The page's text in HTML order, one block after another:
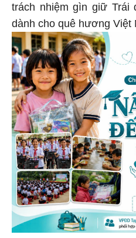
trách nhiệm gìn giữ Trái
dành cho quê hương Việt